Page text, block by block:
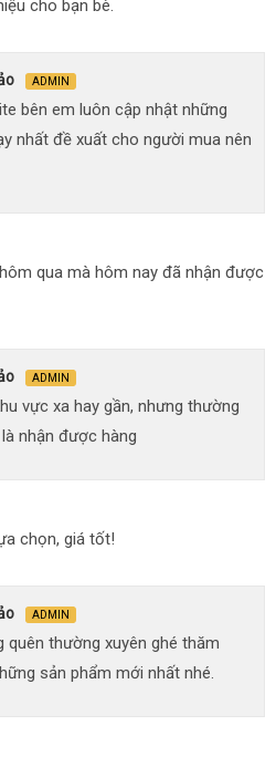
cho bạn bè.
ADMIN
bên em luôn cập nhật những
nhất đề xuất cho người mua nên
qua mà hôm nay đã nhận được
ADMIN
vực xa hay gần, nhưng thường
nhận được hàng
chọn, giá tốt!
ADMIN
quên thường xuyên ghé thăm
sản phẩm mới nhất nhé.